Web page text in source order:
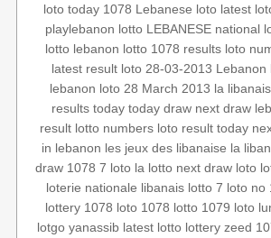
loto today 1078 Lebanese loto latest
playlebanon lotto LEBANESE national
lotto lebanon lotto 1078 results loto
latest result loto 28-03-2013 Lebanon
lebanon loto 28 March 2013 la
results today today draw next draw
result lotto numbers loto result today
in lebanon les jeux des libanaise la
draw 1078 7 loto la lotto next draw loto
loterie nationale libanais lotto 7 loto no
lottery 1078 loto 1078 lotto 1079 loto
lotgo yanassib latest lotto lottery zeed